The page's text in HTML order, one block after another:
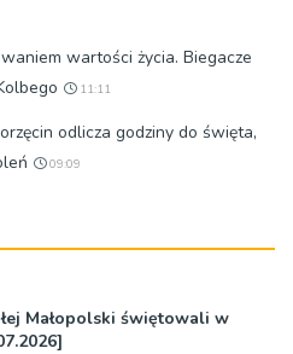
wartości życia. Biegacze
11:11
odlicza godziny do święta,
09:09
Małopolski świętowali w